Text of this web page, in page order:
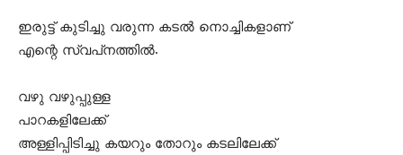
ഇരുട്ട് കുടിച്ചു വരുന്ന കടല്‍ നൊച്ചികളാണ്
എന്റെ സ്വപ്‌നത്തില്‍.
വഴു വഴുപ്പുള്ള
പാറകളിലേക്ക്
അള്ളിപ്പിടിച്ചു കയറും തോറും കടലിലേക്ക്